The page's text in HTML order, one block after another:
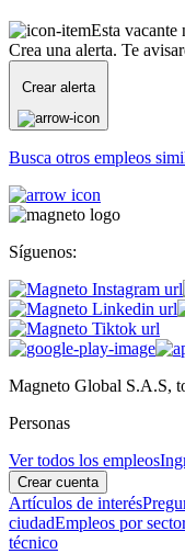
Esta vacante
Crea una alerta. Te
Crear alerta
Busca otros empleos
Síguenos:
Magneto Global S.A.S,
Personas
Ver todos los empleos
Crear cuenta
Artículos de interés
ciudadEmpleos por
técnico